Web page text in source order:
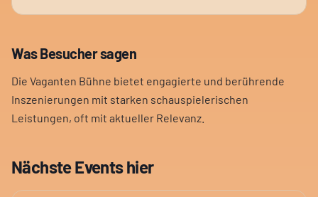
Was Besucher sagen
Die Vaganten Bühne bietet engagierte und berührende
Inszenierungen mit starken schauspielerischen
Leistungen, oft mit aktueller Relevanz.
Nächste Events hier